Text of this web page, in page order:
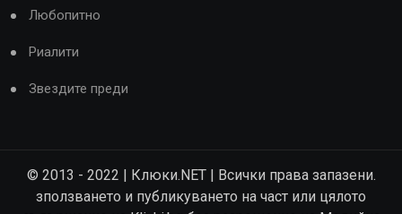
Любопитно
Риалити
Звездите преди
© 2013 - 2022 | Клюки.NET | Всички права запазени.
зползването и публикуването на част или цялото